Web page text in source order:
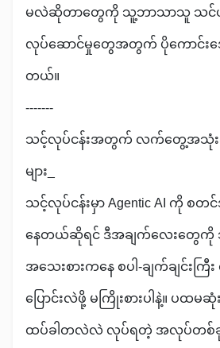
မလဲဆိုတာတွေကို သူ့ဘာသာသူ သင်ယူ
လုပ်ဆောင်မှုတွေအတွက် ပိုကောင်းအေ
တယ်။
-------
သင့်လုပ်ငန်းအတွက် လက်တွေ့အသုံးခ
များ_
သင့်လုပ်ငန်းမှာ Agentic AI ကို စတ
နေတယ်ဆိုရင် ဒီအချက်လေးတွေကို
အသေးစားကနေ စပါ-ချက်ချင်းက
ပြောင်းလဲဖို့ မကြိုးစားပါနဲ့။ ပထ
ထပ်ခါတလဲလဲ လုပ်ရတဲ့ အလုပ်တစ်